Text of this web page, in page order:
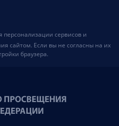
персонализации сервисов и
сайтом. Если вы не согласны на их
браузера.